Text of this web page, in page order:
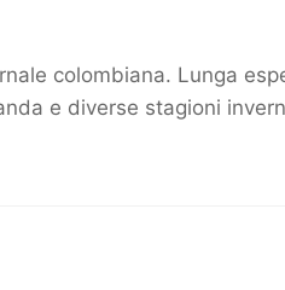
colombiana. Lunga
e diverse stagioni